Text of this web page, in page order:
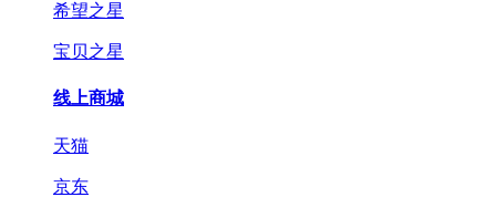
希望之星
宝贝之星
线上商城
天猫
京东